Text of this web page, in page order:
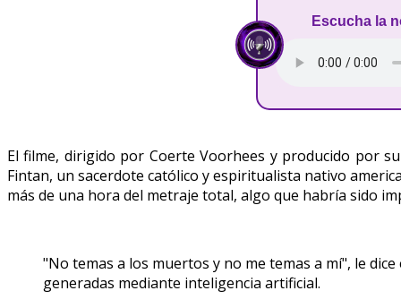
Escucha la
El filme, dirigido por Coerte Voorhees y producido por
Fintan, un sacerdote católico y espiritualista nativo
más de una hora del metraje total, algo que habría sido
"No temas a los muertos y no me temas a mí", le
generadas mediante inteligencia artificial.